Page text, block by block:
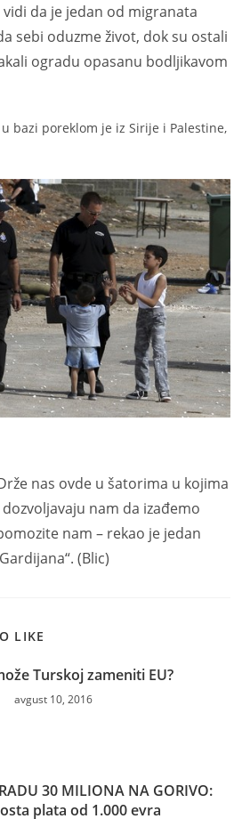
da je jedan od migranata
sebi oduzme život, dok su ostali
ogradu opasanu bodljikavom
bazi poreklom je iz Sirije i Palestine,
nas ovde u šatorima u kojima
nam da izađemo
nam – rekao je jedan
(Blic)
LIKE
Turskoj zameniti EU?
avgust 10, 2016
30 MILIONA NA GORIVO:
plata od 1.000 evra